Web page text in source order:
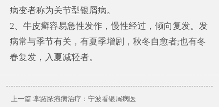
病变者称为关节型银屑病。
2、牛皮癣容易急性发作，慢性经过，倾向复发。发
病常与季节有关，有夏季增剧，秋冬自愈者;也有冬
春复发，入夏减轻者。
上一篇:掌跖脓疱病治疗：宁波看银屑病医